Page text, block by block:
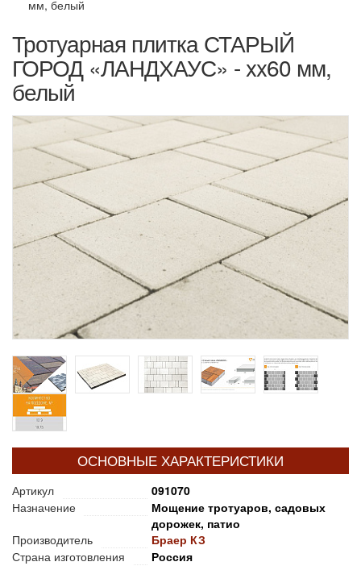
мм, белый
Тротуарная плитка СТАРЫЙ
ГОРОД «ЛАНДХАУС» - xx60 мм,
белый
ОСНОВНЫЕ ХАРАКТЕРИСТИКИ
Артикул
091070
Назначение
Мощение тротуаров, садовых
дорожек, патио
Производитель
Браер КЗ
Страна изготовления
Россия